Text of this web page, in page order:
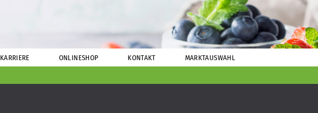
KARRIERE ONLINESHOP KONTAKT MARKTAUSWAHL